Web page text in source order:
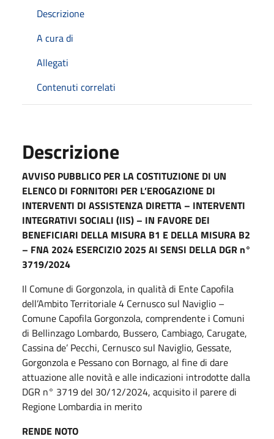
Descrizione
A cura di
Allegati
Contenuti correlati
Descrizione
AVVISO PUBBLICO PER LA COSTITUZIONE DI UN
ELENCO DI FORNITORI PER L’EROGAZIONE DI
INTERVENTI DI ASSISTENZA DIRETTA – INTERVENTI
INTEGRATIVI SOCIALI (IIS) – IN FAVORE DEI
BENEFICIARI DELLA MISURA B1 E DELLA MISURA B2
– FNA 2024 ESERCIZIO 2025 AI SENSI DELLA DGR n°
3719/2024
Il Comune di Gorgonzola, in qualità di Ente Capofila
dell’Ambito Territoriale 4 Cernusco sul Naviglio –
Comune Capofila Gorgonzola, comprendente i Comuni
di Bellinzago Lombardo, Bussero, Cambiago, Carugate,
Cassina de’ Pecchi, Cernusco sul Naviglio, Gessate,
Gorgonzola e Pessano con Bornago, al fine di dare
attuazione alle novità e alle indicazioni introdotte dalla
DGR n° 3719 del 30/12/2024, acquisito il parere di
Regione Lombardia in merito
RENDE NOTO